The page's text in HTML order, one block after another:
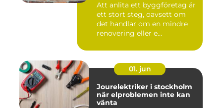
Att anlita ett byggföretag är
ett stort steg, oavsett om
det handlar om en mindre
renovering eller e...
01. jun
Jourelektriker i stockholm
när elproblemen inte kan
vänta